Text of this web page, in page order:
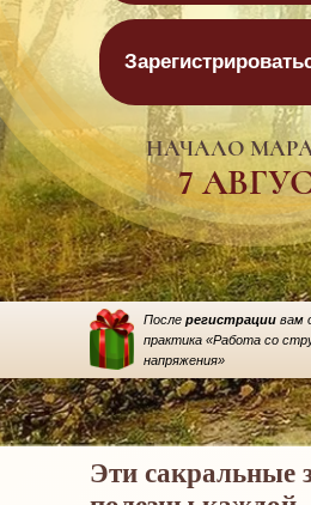
После регистрации вам
практика «Работа со
напряжения»
НАЧАЛО
7
Эти сакральные